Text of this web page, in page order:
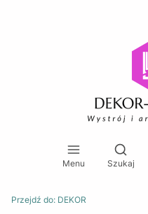
Menu Szukaj
Przejdź do: DEKOR